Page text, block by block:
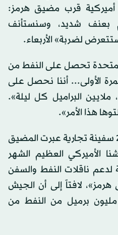
أميركية قرب مضيق هرمز:
بعنف شديد، وسنستأنف
لضربة» الأربعاء.
تحصل على النفط من
الأولى... أننا نحصل على
ملايين البراميل كل ليلة».
هذا الأمر».
وقال ترمب إن أكثر من 200 سفينة تجارية عبرت المضيق
الأميركي العظيم الشهر
ناقلات النفط والسفن
لافتاً إلى أن الجيش
الأميركي أخرج سراً 100 مليون برميل من النفط من